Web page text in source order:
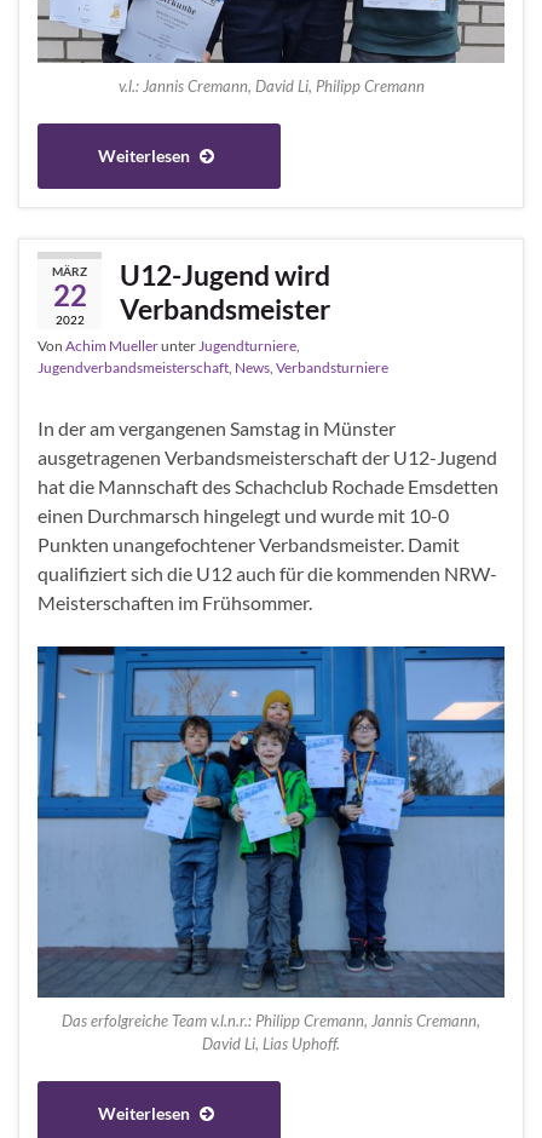
v.l.: Jannis Cremann, David Li, Philipp Cremann
Weiterlesen
MÄRZ
22
2022
U12-Jugend wird
Verbandsmeister
Von Achim Muellerunter Jugendturniere
Jugendverbandsmeisterschaft News Verbandsturniere
In der am vergangenen Samstag in Münster
ausgetragenen Verbandsmeisterschaft der U12-Jugend
hat die Mannschaft des Schachclub Rochade Emsdetten
einen Durchmarsch hingelegt und wurde mit 10-0
Punkten unangefochtener Verbandsmeister. Damit
qualifiziert sich die U12 auch für die kommenden NRW-
Meisterschaften im Frühsommer.
Das erfolgreiche Team v.l.n.r.: Philipp Cremann, Jannis Cremann,
David Li, Lias Uphoff.
Weiterlesen